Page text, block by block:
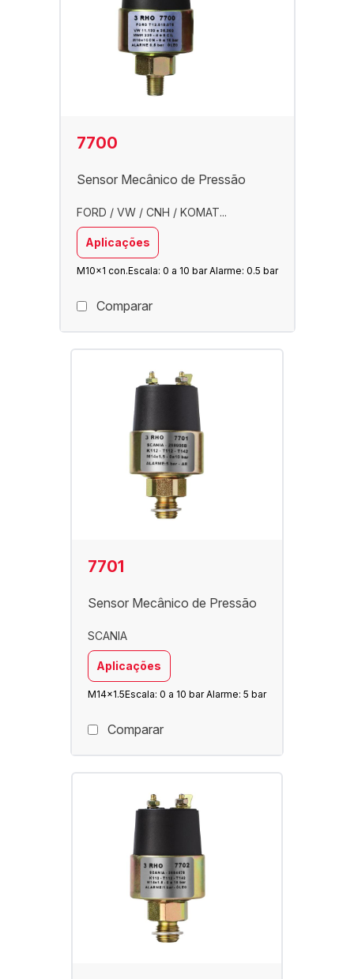
7700
Sensor Mecânico de Pressão
FORD / VW / CNH / KOMAT...
Aplicações
M10x1 con.Escala: 0 a 10 bar Alarme: 0.5 bar
Comparar
7701
Sensor Mecânico de Pressão
SCANIA
Aplicações
M14x1.5Escala: 0 a 10 bar Alarme: 5 bar
Comparar